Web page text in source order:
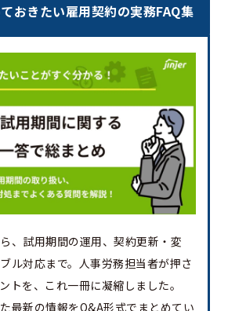
おきたい雇用契約の実務FAQ集
、試用期間の運用、契約更新・変
ル対応まで。人事労務担当者が押さ
トを、これ一冊に凝縮しました。
最新の情報をQ&A形式でまとめてい